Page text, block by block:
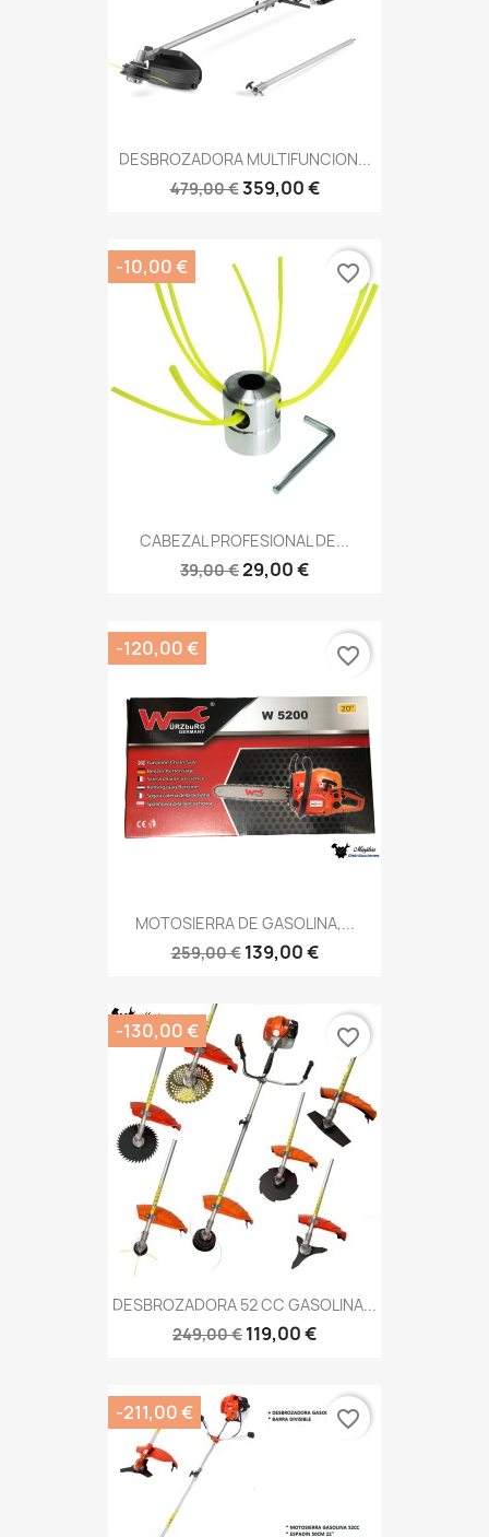
DESBROZADORA MULTIFUNCION...
479,00 €359,00 €
CABEZAL PROFESIONAL DE...
39,00 €29,00 €
-10,00 € favorite_border
MOTOSIERRA DE GASOLINA,...
259,00 € 139,00 €
-120,00 € favorite_border
DESBROZADORA 52 CC GASOLINA...
249,00 € 119,00 €
-130,00 € favorite_border
-211,00 € favorite_border